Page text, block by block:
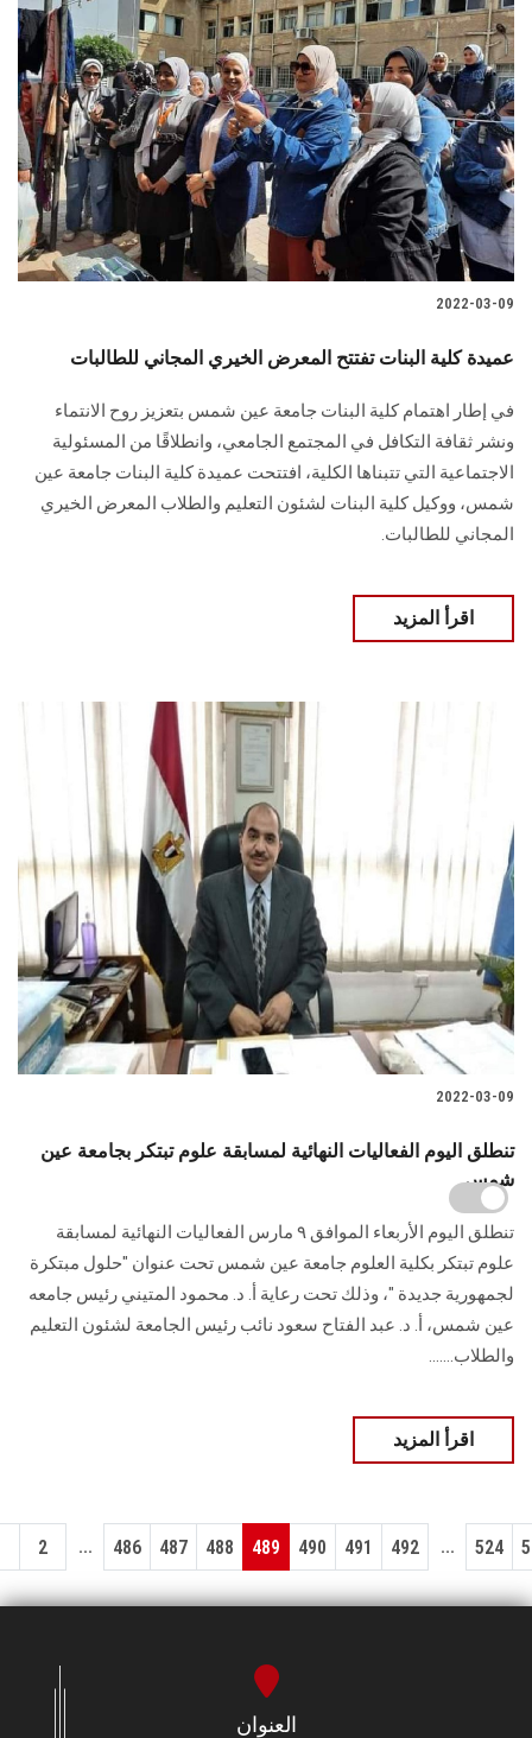
2022-03-09
عميدة كلية البنات تفتتح المعرض الخيري المجاني للطالبات
في إطار اهتمام كلية البنات جامعة عين شمس بتعزيز روح الانتماء
ونشر ثقافة التكافل في المجتمع الجامعي، وانطلاقًا من المسئولية
الاجتماعية التي تتبناها الكلية، افتتحت عميدة كلية البنات جامعة عين
شمس، ووكيل كلية البنات لشئون التعليم والطلاب المعرض الخيري
المجاني للطالبات.
اقرأ المزيد
2022-03-09
تنطلق اليوم الفعاليات النهائية لمسابقة علوم تبتكر بجامعة عين
شمس
تنطلق اليوم الأربعاء الموافق ٩ مارس الفعاليات النهائية لمسابقة
علوم تبتكر بكلية العلوم جامعة عين شمس تحت عنوان "حلول مبتكرة
لجمهورية جديدة "، وذلك تحت رعاية أ. د. محمود المتيني رئيس جامعه
عين شمس، أ. د. عبد الفتاح سعود نائب رئيس الجامعة لشئون التعليم
والطلاب.......
اقرأ المزيد
2 ... 486 487 488 489 490 491 492 ... 524
العنوان